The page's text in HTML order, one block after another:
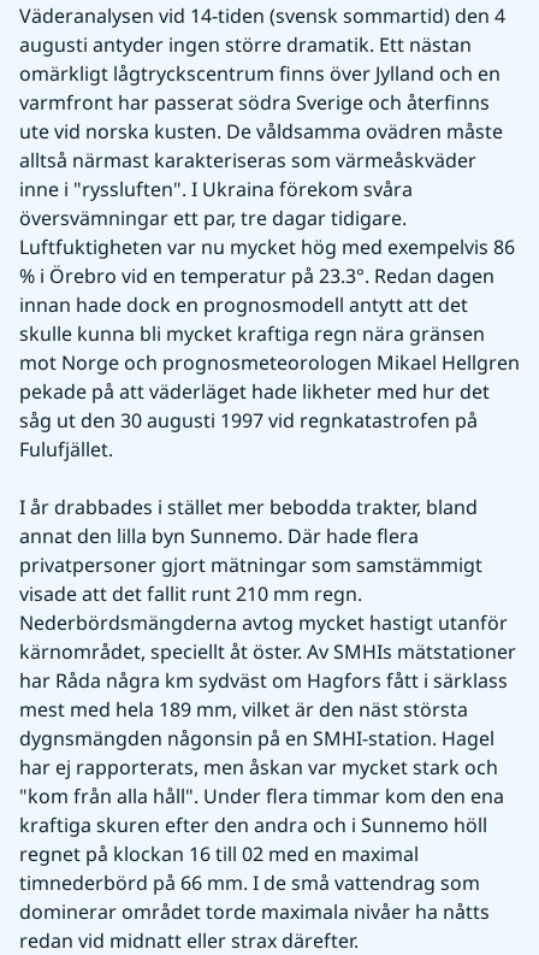
Väderanalysen vid 14-tiden (svensk sommartid) den 4
augusti antyder ingen större dramatik. Ett nästan
omärkligt lågtryckscentrum finns över Jylland och en
varmfront har passerat södra Sverige och återfinns
ute vid norska kusten. De våldsamma ovädren måste
alltså närmast karakteriseras som värmeåskväder
inne i "ryssluften". I Ukraina förekom svåra
översvämningar ett par, tre dagar tidigare.
Luftfuktigheten var nu mycket hög med exempelvis 86
% i Örebro vid en temperatur på 23.3°. Redan dagen
innan hade dock en prognosmodell antytt att det
skulle kunna bli mycket kraftiga regn nära gränsen
mot Norge och prognosmeteorologen Mikael Hellgren
pekade på att väderläget hade likheter med hur det
såg ut den 30 augusti 1997 vid regnkatastrofen på
Fulufjället.
I år drabbades i stället mer bebodda trakter, bland
annat den lilla byn Sunnemo. Där hade flera
privatpersoner gjort mätningar som samstämmigt
visade att det fallit runt 210 mm regn.
Nederbördsmängderna avtog mycket hastigt utanför
kärnområdet, speciellt åt öster. Av SMHIs mätstationer
har Råda några km sydväst om Hagfors fått i särklass
mest med hela 189 mm, vilket är den näst största
dygnsmängden någonsin på en SMHI-station. Hagel
har ej rapporterats, men åskan var mycket stark och
"kom från alla håll". Under flera timmar kom den ena
kraftiga skuren efter den andra och i Sunnemo höll
regnet på klockan 16 till 02 med en maximal
timnederbörd på 66 mm. I de små vattendrag som
dominerar området torde maximala nivåer ha nåtts
redan vid midnatt eller strax därefter.